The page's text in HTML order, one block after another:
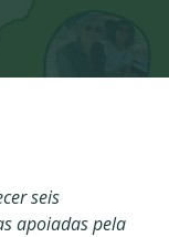
seis
apoiadas pela